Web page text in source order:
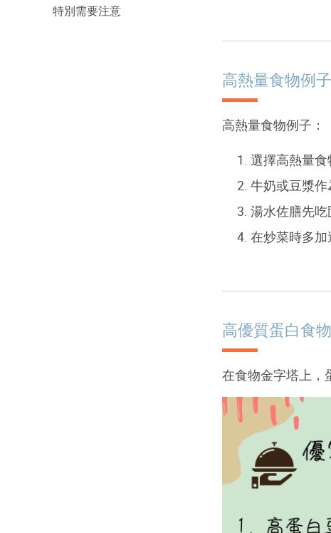
特別需要注意
高熱量食物例子
高熱量食物例子：
選擇高熱量食
牛奶或豆漿作
湯水佐膳先吃
在炒菜時多加
高優質蛋白食物
在食物金字塔上，